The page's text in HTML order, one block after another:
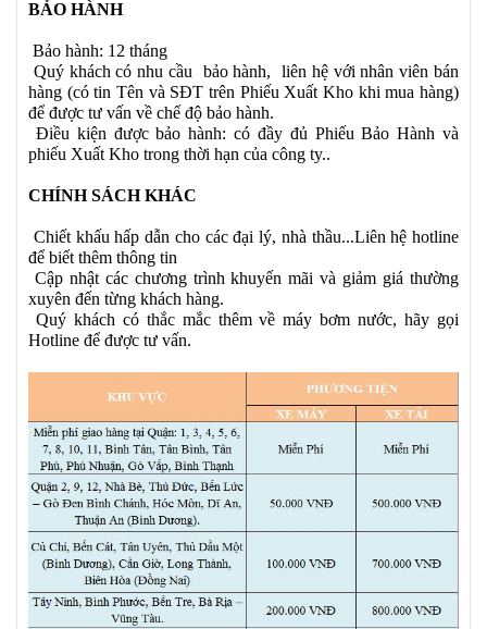
BẢO HÀNH
Bảo hành: 12 tháng
Quý khách có nhu cầu bảo hành, liên hệ với nhân viên bán
hàng (có tin Tên và SĐT trên Phiếu Xuất Kho khi mua hàng)
để được tư vấn về chế độ bảo hành.
Điều kiện được bảo hành: có đầy đủ Phiếu Bảo Hành và
phiếu Xuất Kho trong thời hạn của công ty..
CHÍNH SÁCH KHÁC
Chiết khấu hấp dẫn cho các đại lý, nhà thầu...Liên hệ hotline
để biết thêm thông tin
Cập nhật các chương trình khuyến mãi và giảm giá thường
xuyên đến từng khách hàng.
Quý khách có thắc mắc thêm về máy bơm nước, hãy gọi
Hotline để được tư vấn.